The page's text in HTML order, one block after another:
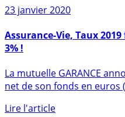
23 janvier 2020
3% !
net de son fonds en euros